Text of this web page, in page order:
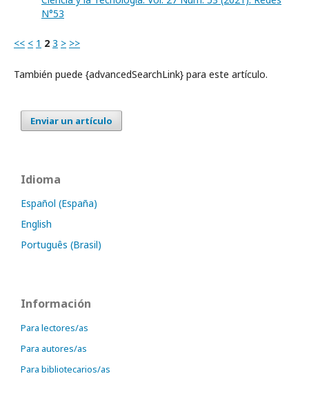
N°53
<< < 1 2 3 > >>
También puede {advancedSearchLink} para este artículo.
Enviar un artículo
Idioma
Español (España)
English
Português (Brasil)
Información
Para lectores/as
Para autores/as
Para bibliotecarios/as